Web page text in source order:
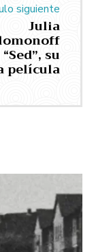
siguiente
Julia
su
película